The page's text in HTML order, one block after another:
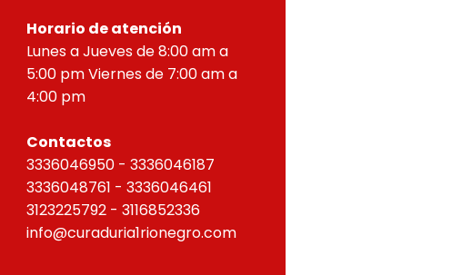
Horario de atención
Lunes a Jueves de 8:00 am a
5:00 pm Viernes de 7:00 am a
4:00 pm
Contactos
3336046950 - 3336046187
3336048761 - 3336046461
3123225792 - 3116852336
info@curaduria1rionegro.com